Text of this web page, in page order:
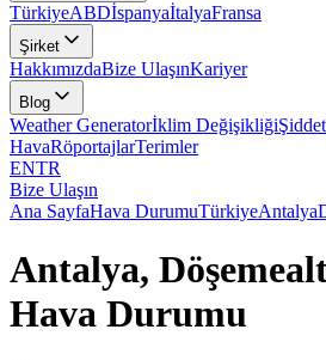
TürkiyeABDİspanyaİtalyaFransa
Şirket
HakkımızdaBize UlaşınKariyer
Blog
Weather Generatorİklim Değişikliği
HavaRöportajlarTerimler
ENTR
Bize Ulaşın
Ana SayfaHava DurumuTürkiyeAntalya
Antalya,
Hava Durumu